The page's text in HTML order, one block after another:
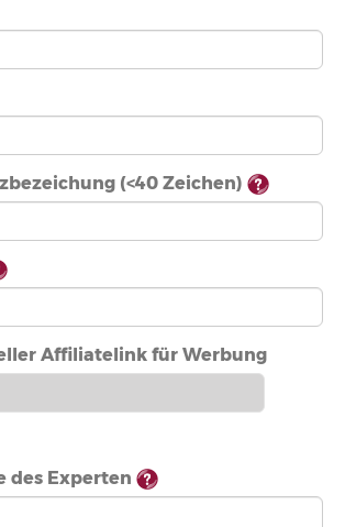
(<40 Zeichen)
Affiliatelink für Werbung
des Experten